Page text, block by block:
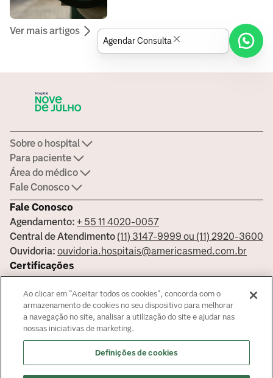
Ver mais artigos
Fale Conosco
Agendamento: + 55 11 4020-0057
Central de Atendimento(11) 3147-9999 ou (11) 2920-3600
Ouvidoria: ouvidoria.hospitais@americasmed.com.br
Certificações
Saiba mais sobre nossas certificações
Sobre o hospital
Para paciente
Área do médico
Fale Conosco
Responsável Técnico Bela Vista Dr. José Armando Cortez - CRM:
Martin - CRM 239045
Agendar Consulta
Ao clicar em "Aceitar todos os cookies", concorda com o
armazenamento de cookies no seu dispositivo para melhorar
a navegação no site, analisar a utilização do site e ajudar nas
nossas iniciativas de marketing.
Definições de cookies